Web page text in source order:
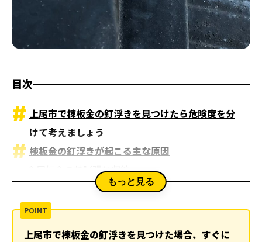
目次
もっと見る
上尾市で棟板金の釘浮きを見つけたら危険度を分
けて考えましょう
棟板金の釘浮きが起こる主な原因
金属板金の熱膨張と収縮
下地の貫板が劣化して釘が効きにくくなる
台風や強風で棟板金が浮く
屋根修理の判断基準は「釘の本数」「板金の浮
上尾市で棟板金の釘浮きを見つけた場合、すぐに